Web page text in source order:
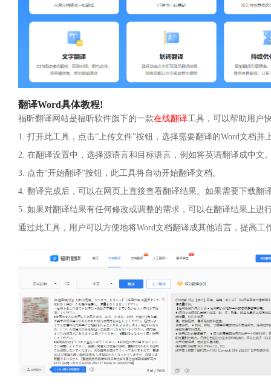
翻译Word具体教程!
福昕翻译网站是福昕软件旗下的一款在线翻译工具，可以帮助用户
1. 打开此工具，点击“上传文件”按钮，选择需要翻译的Word文档并
2. 在翻译设置中，选择源语言和目标语言，例如将英语翻译成中文
3. 点击“开始翻译”按钮，此工具将自动开始翻译文档。
4. 翻译完成后，可以在网页上直接查看翻译结果。如果需要下载翻
5. 如果对翻译结果有任何修改或调整的需求，可以在翻译结果上进
通过此工具，用户可以方便地将Word文档翻译成其他语言，提高工